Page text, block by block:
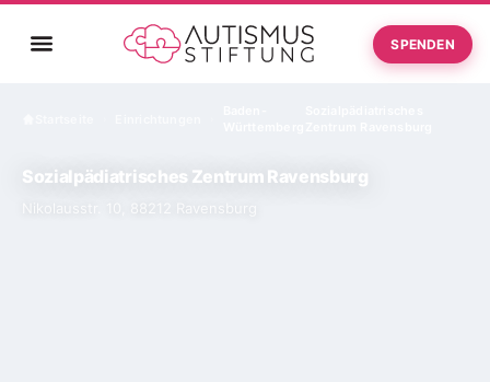
SPENDEN
Sozialpädiatrisches Zentrum Ravensburg
Nikolausstr. 10, 88212 Ravensburg